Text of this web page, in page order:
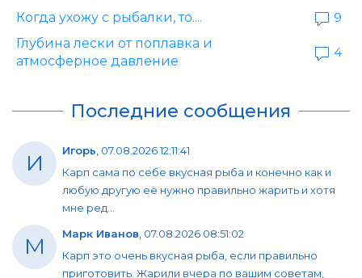
Когда ухожу с рыбалки, то....
9
Глубина лески от поплавка и
атмосферное давление
4
Последние сообщения
И Игорь 07.08.2026 12:11:41
Карп сама по себе вкусная рыба и конечно как и
любую другую её нужно правильно жарить и хотя
мне ред...
М Марк Иванов 07.08.2026 08:51:02
Карп это очень вкусная рыба, если правильно
приготовить. Жарили вчера по вашим советам,